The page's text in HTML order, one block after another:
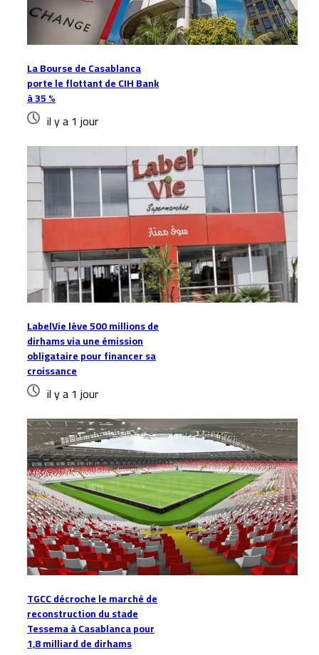
La Bourse de Casablanca
porte le flottant de CIH Bank
à 35 %
il y a 1 jour
LabelVie lève 500 millions de
dirhams via une émission
obligataire pour financer sa
croissance
il y a 1 jour
TGCC décroche le marché de
reconstruction du stade
Tessema à Casablanca pour
1,8 milliard de dirhams